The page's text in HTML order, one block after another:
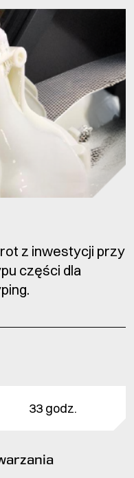
z inwestycji przy
części dla
33 godz.